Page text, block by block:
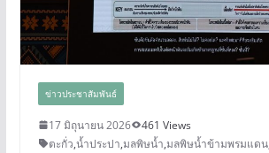
ข่าวประชาสัมพันธ์
17 มิถุนายน 2026
461 Views
ตะกั่ว,น้ำประปา,มลพิษน้ำ,มลพิษน้ำข้ามพรมแดน,